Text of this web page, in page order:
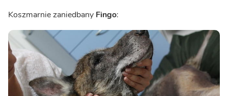
Koszmarnie zaniedbany Fingo: